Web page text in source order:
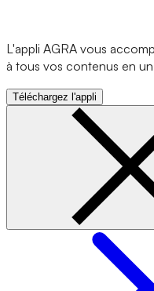
L'appli AGRA vous
à tous vos contenus en
Téléchargez l'appli